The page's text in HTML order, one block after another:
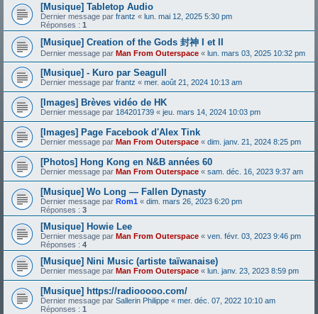
[Musique] Tabletop Audio
Dernier message par frantz « lun. mai 12, 2025 5:30 pm
Réponses : 1
[Musique] Creation of the Gods 封神 I et II
Dernier message par Man From Outerspace « lun. mars 03, 2025 10:32 pm
[Musique] - Kuro par Seagull
Dernier message par frantz « mer. août 21, 2024 10:13 am
[Images] Brèves vidéo de HK
Dernier message par 184201739 « jeu. mars 14, 2024 10:03 pm
[Images] Page Facebook d'Alex Tink
Dernier message par Man From Outerspace « dim. janv. 21, 2024 8:25 pm
[Photos] Hong Kong en N&B années 60
Dernier message par Man From Outerspace « sam. déc. 16, 2023 9:37 am
[Musique] Wo Long — Fallen Dynasty
Dernier message par Rom1 « dim. mars 26, 2023 6:20 pm
Réponses : 3
[Musique] Howie Lee
Dernier message par Man From Outerspace « ven. févr. 03, 2023 9:46 pm
Réponses : 4
[Musique] Nini Music (artiste taïwanaise)
Dernier message par Man From Outerspace « lun. janv. 23, 2023 8:59 pm
[Musique] https://radiooooo.com/
Dernier message par Sallerin Philippe « mer. déc. 07, 2022 10:10 am
Réponses : 1